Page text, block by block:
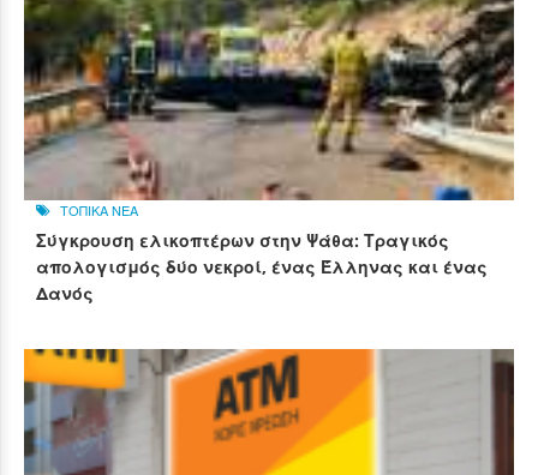
ΤΟΠΙΚΑ ΝΕΑ
Σύγκρουση ελικοπτέρων στην Ψάθα: Τραγικός
απολογισμός δύο νεκροί, ένας Έλληνας και ένας
Δανός